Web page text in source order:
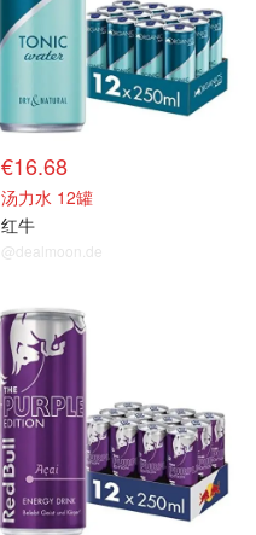
€16.68
汤力水 12罐
红牛
@dealmoon.de